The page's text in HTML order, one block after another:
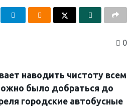
0
наводить чистоту всем
было добраться до
городские автобусные